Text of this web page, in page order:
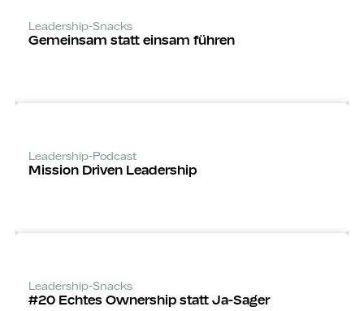
Leadership-Snacks
Gemeinsam statt einsam führen
Leadership-Podcast
Mission Driven Leadership
Leadership-Snacks
#20 Echtes Ownership statt Ja-Sager